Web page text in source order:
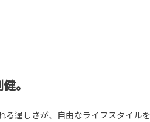
。
る逞しさが、自由なライフスタイルを